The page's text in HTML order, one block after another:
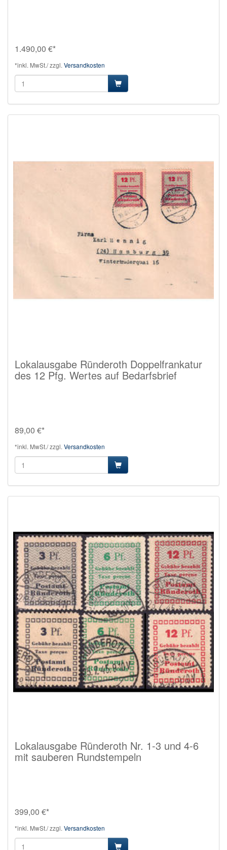
1.490,00 €*
*inkl. MwSt./ zzgl. Versandkosten
Lokalausgabe Ründeroth Doppelfrankatur
des 12 Pfg. Wertes auf Bedarfsbrief
89,00 €*
*inkl. MwSt./ zzgl. Versandkosten
Lokalausgabe Ründeroth Nr. 1-3 und 4-6
mit sauberen Rundstempeln
399,00 €*
*inkl. MwSt./ zzgl. Versandkosten